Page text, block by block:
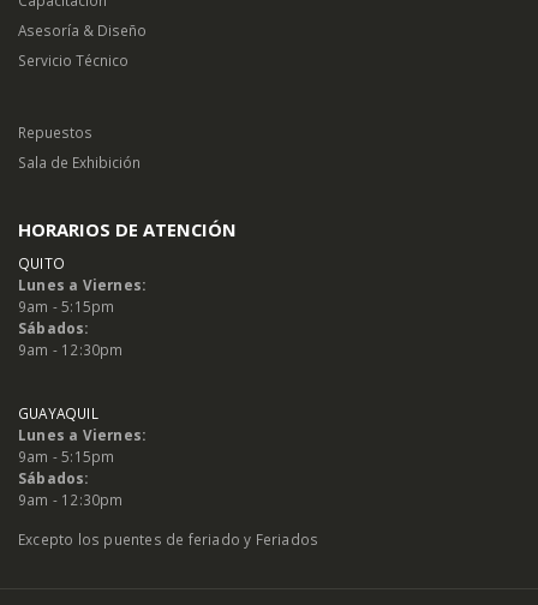
Asesoría & Diseño
Servicio Técnico
Repuestos
Sala de Exhibición
HORARIOS DE ATENCIÓN
QUITO
Lunes a Viernes:
9am - 5:15pm
Sábados:
9am - 12:30pm
GUAYAQUIL
Lunes a Viernes:
9am - 5:15pm
Sábados:
9am - 12:30pm
Excepto los puentes de feriado y Feriados